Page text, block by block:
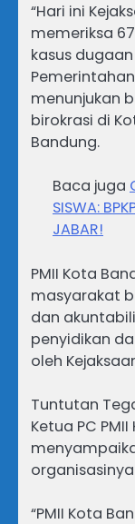
“Hari ini
memeriksa
kasus
menunjukan
birokrasi di
Bandung.
Baca juga
SISWA:
JABAR!
PMII Kota
masyarakat
dan
penyidikan
oleh
Tuntutan
Ketua PC
“PMII Kota